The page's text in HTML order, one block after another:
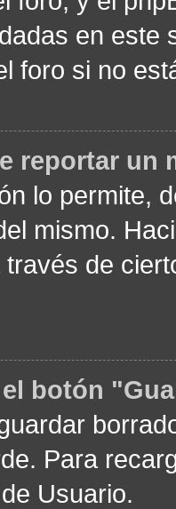
en este
foro si no
reportar un
lo permite,
mismo.
de
botón
Para
Usuario.